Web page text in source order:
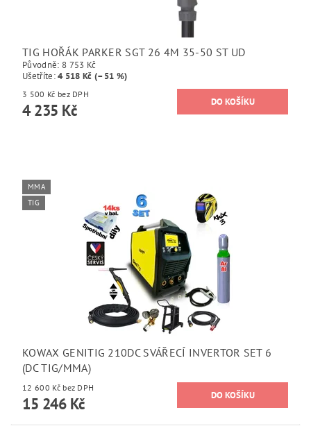
TIG HOŘÁK PARKER SGT 26 4M 35-50 ST UD
Původně: 8 753 Kč
Ušetříte:4 518 Kč (–51 %)
3 500 Kč bez DPH
4 235 Kč
MMA
TIG
KOWAX GENITIG 210DC SVÁŘECÍ INVERTOR SET 6
(DC TIG/MMA)
12 600 Kč bez DPH
15 246 Kč